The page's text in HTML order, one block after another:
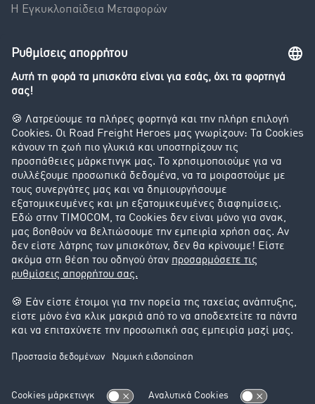
Η Εγκυκλοπαίδεια Mεταφορών
Διερεύνηση της ανταλλαγής φορτίων
Εταιρεία
Οι πελάτες προσελκύουν πελάτες
Success Stories
Υποστήριξη
Υποστήριξη
Νομικά
Στοιχεία έκδοσης
Γενικοί Όροι Συναλλαγών
Ρυθμίσεις Cookie